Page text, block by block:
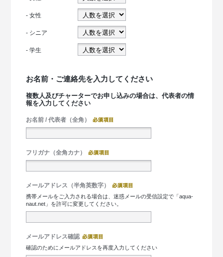
- 女性
- シニア
- 学生
お名前・ご連絡先を入力してください
複数人及びチャーターでお申し込みの場合は、代表者の情
報を入力してください
お名前 / 代表者（全角）
フリガナ（全角カナ）
メールアドレス（半角英数字）
携帯メールをご入力される場合は、迷惑メールの受信設定で「aqua-
naut.net」を許可に変更してください。
メールアドレス確認
確認のためにメールアドレスを再度入力してください